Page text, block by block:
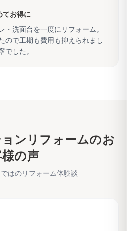
てお得に
洗面台を一度にリフォーム。
ので工期も費用も抑えられまし
した。
ンリフォームのお
の声
はのリフォーム体験談